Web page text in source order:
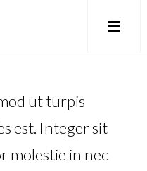
ut turpis
est. Integer sit
molestie in nec